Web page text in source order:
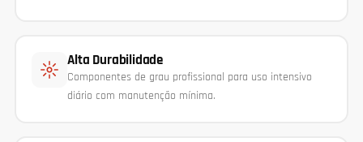
Alta Durabilidade
Componentes de grau profissional para uso intensivo
diário com manutenção mínima.